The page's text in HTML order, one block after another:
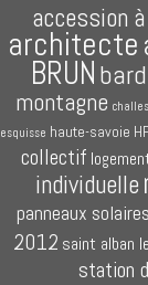
accession
architecte
BRUN
montagne
esquisse haute-savoie
collectif
individuelle
panneaux solaires
2012 saint alban
station